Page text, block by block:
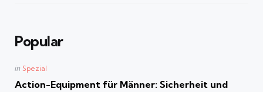
Popular
Posted
in Spezial
Action-Equipment für Männer: Sicherheit und